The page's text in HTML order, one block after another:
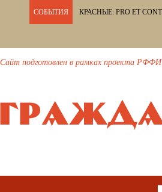
СОБЫТИЯ КРАСНЫЕ: PRO ET
Сайт подготовлен в рамках проекта